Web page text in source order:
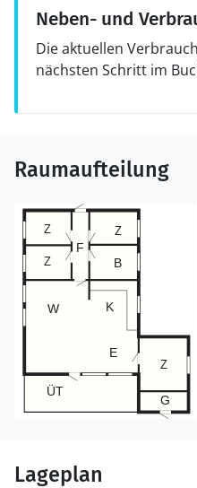
Neben- und
Die aktuellen
nächsten Schritt im
Raumaufteilung
Lageplan